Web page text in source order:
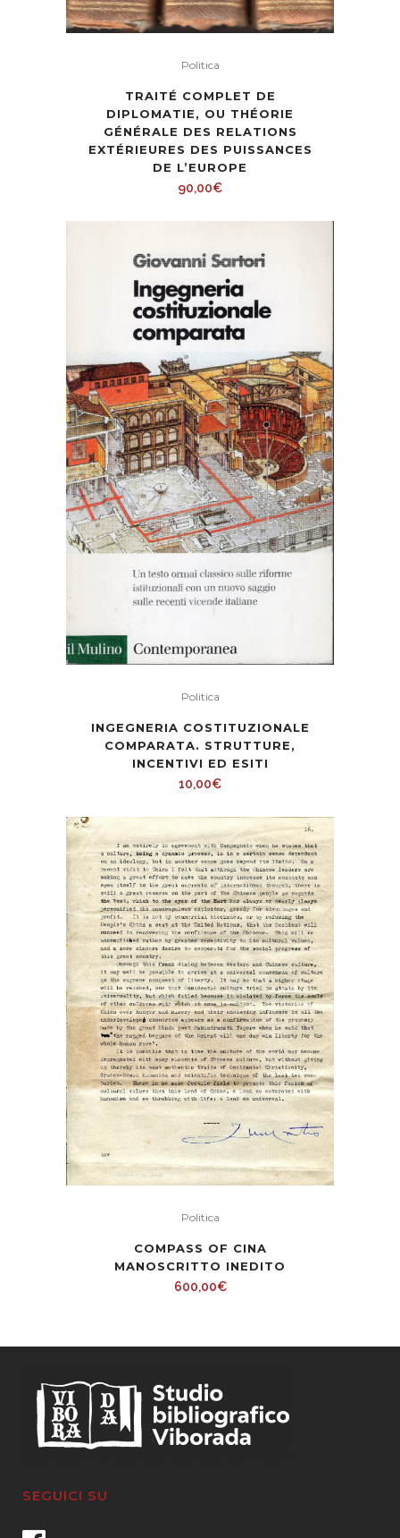
Politica
TRAITÉ COMPLET DE
DIPLOMATIE, OU THÉORIE
GÉNÉRALE DES RELATIONS
EXTÉRIEURES DES PUISSANCES
DE L’EUROPE
90,00€
Politica
INGEGNERIA COSTITUZIONALE
COMPARATA. STRUTTURE,
INCENTIVI ED ESITI
10,00€
Politica
COMPASS OF CINA
MANOSCRITTO INEDITO
600,00€
SEGUICI SU